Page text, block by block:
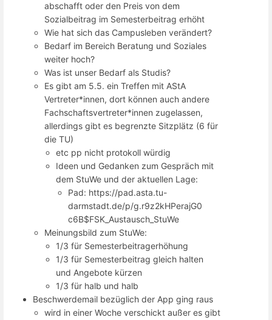
abschafft oder den Preis von dem
Sozialbeitrag im Semesterbeitrag erhöht
Wie hat sich das Campusleben verändert?
Bedarf im Bereich Beratung und Soziales
weiter hoch?
Was ist unser Bedarf als Studis?
Es gibt am 5.5. ein Treffen mit AStA
Vertreter*innen, dort können auch andere
Fachschaftsvertreter*innen zugelassen,
allerdings gibt es begrenzte Sitzplätz (6 für
die TU)
etc pp nicht protokoll würdig
Ideen und Gedanken zum Gespräch mit
dem StuWe und der aktuellen Lage:
Pad: https://pad.asta.tu-
darmstadt.de/p/g.r9z2kHPerajG0
c6B$FSK_Austausch_StuWe
Meinungsbild zum StuWe:
1/3 für Semesterbeitragerhöhung
1/3 für Semesterbeitrag gleich halten
und Angebote kürzen
1/3 für halb und halb
Beschwerdemail bezüglich der App ging raus
wird in einer Woche verschickt außer es gibt